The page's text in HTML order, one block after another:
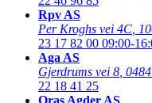
Rpv AS
Per Kroghs vei 4C
23 17 82 00 09:00-
Aga AS
Gjerdrums vei 8
22 18 41 25
Oras Agder AS